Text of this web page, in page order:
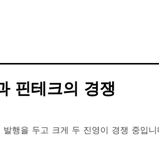
핀테크의 경쟁
행을 두고 크게 두 진영이 경쟁 중입